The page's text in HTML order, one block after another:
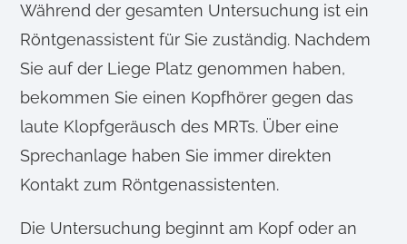
Während der gesamten Untersuchung ist ein
Röntgenassistent für Sie zuständig. Nachdem
Sie auf der Liege Platz genommen haben,
bekommen Sie einen Kopfhörer gegen das
laute Klopfgeräusch des MRTs. Über eine
Sprechanlage haben Sie immer direkten
Kontakt zum Röntgenassistenten.
Die Untersuchung beginnt am Kopf oder an